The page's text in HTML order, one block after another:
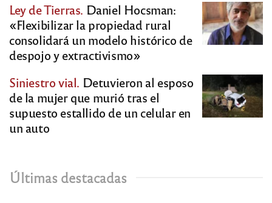
Ley de Tierras. Daniel Hocsman:
«Flexibilizar la propiedad rural
consolidará un modelo histórico de
despojo y extractivismo»
Siniestro vial. Detuvieron al esposo
de la mujer que murió tras el
supuesto estallido de un celular en
un auto
Últimas destacadas